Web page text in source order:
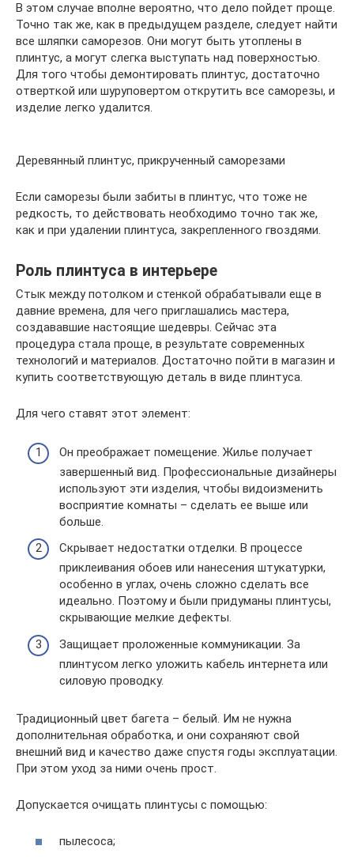
В этом случае вполне вероятно, что дело пойдет проще.
Точно так же, как в предыдущем разделе, следует найти
все шляпки саморезов. Они могут быть утоплены в
плинтус, а могут слегка выступать над поверхностью.
Для того чтобы демонтировать плинтус, достаточно
отверткой или шуруповертом открутить все саморезы, и
изделие легко удалится.
Деревянный плинтус, прикрученный саморезами
Если саморезы были забиты в плинтус, что тоже не
редкость, то действовать необходимо точно так же,
как и при удалении плинтуса, закрепленного гвоздями.
Роль плинтуса в интерьере
Стык между потолком и стенкой обрабатывали еще в
давние времена, для чего приглашались мастера,
создававшие настоящие шедевры. Сейчас эта
процедура стала проще, в результате современных
технологий и материалов. Достаточно пойти в магазин и
купить соответствующую деталь в виде плинтуса.
Для чего ставят этот элемент:
Он преображает помещение. Жилье получает
завершенный вид. Профессиональные дизайнеры
используют эти изделия, чтобы видоизменить
восприятие комнаты – сделать ее выше или
больше.
Скрывает недостатки отделки. В процессе
приклеивания обоев или нанесения штукатурки,
особенно в углах, очень сложно сделать все
идеально. Поэтому и были придуманы плинтусы,
скрывающие мелкие дефекты.
Защищает проложенные коммуникации. За
плинтусом легко уложить кабель интернета или
силовую проводку.
Традиционный цвет багета – белый. Им не нужна
дополнительная обработка, и они сохраняют свой
внешний вид и качество даже спустя годы эксплуатации.
При этом уход за ними очень прост.
Допускается очищать плинтусы с помощью:
пылесоса;